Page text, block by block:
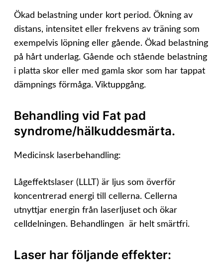
Ökad belastning under kort period. Ökning av
distans, intensitet eller frekvens av träning som
exempelvis löpning eller gående. Ökad belastning
på hårt underlag. Gående och stående belastning
i platta skor eller med gamla skor som har tappat
dämpnings förmåga. Viktuppgång.
Behandling vid Fat pad
syndrome/hälkuddesmärta.
Medicinsk laserbehandling:
Lågeffektslaser (LLLT) är ljus som överför
koncentrerad energi till cellerna. Cellerna
utnyttjar energin från laserljuset och ökar
celldelningen. Behandlingen är helt smärtfri.
Laser har följande effekter: